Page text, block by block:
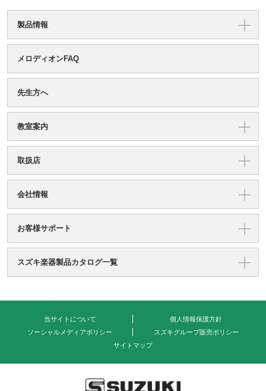
製品情報
メロディオンFAQ
先生方へ
教室案内
取扱店
会社情報
お客様サポート
スズキ楽器製品カタログ一覧
当サイトについて
個人情報保護方針
ソーシャルメディアポリシー
スズキグループ販売ポリシー
サイトマップ